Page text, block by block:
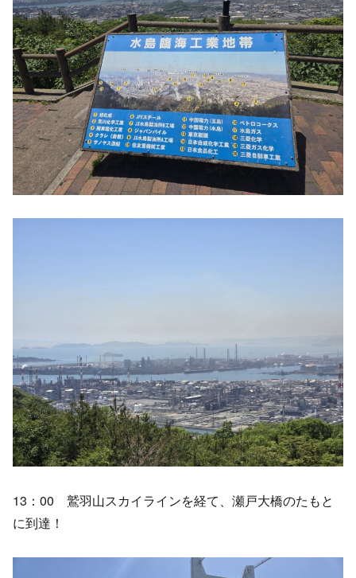
13：00 鷲羽山スカイラインを経て、瀬戸大橋のたもと
に到達！